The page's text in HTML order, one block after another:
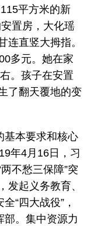
平方米的新
置房，大化瑶
连直竖大拇指。
多元。她在家
。孩子在安置
了翻天覆地的变
本要求和核心
年4月16日，习
不愁三保障”突
发起义务教育、
“四大战役”，
部。集中资源力